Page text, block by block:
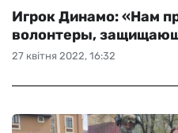
27 квітня 2022, 16:32
Игрок Динамо: «Нам
волонтеры,